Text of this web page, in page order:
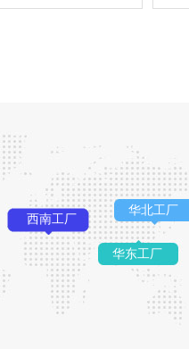
华北工厂
华东工厂
西南工厂